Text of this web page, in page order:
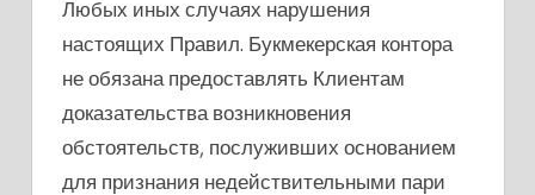
Любых иных случаях нарушения
настоящих Правил. Букмекерская контора
не обязана предоставлять Клиентам
доказательства возникновения
обстоятельств, послуживших основанием
для признания недействительными пари